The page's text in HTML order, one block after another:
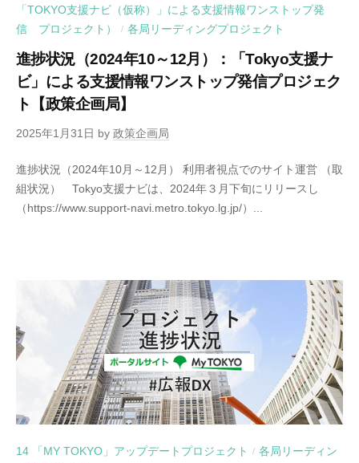
「TOKYO支援ナビ（仮称）」による支援情報ワンストップ発
信 プロジェクト）
/ 各局リーディングプロジェクト
進捗状況（2024年10～12月）：「Tokyo支援ナ
ビ」による支援情報ワンストップ発信プロジェク
ト【政策企画局】
2025年1月31日 by 政策企画局
進捗状況（2024年10月～12月） 利用者視点でのサイト運営 （取
組状況） Tokyo支援ナビは、2024年３月下旬にリリースし
（https://www.support-navi.metro.tokyo.lg.jp/）...
14 「MY TOKYO」アップデートプロジェクト / 各局リーディン